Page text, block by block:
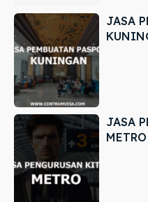
JASA
JASA
METRO